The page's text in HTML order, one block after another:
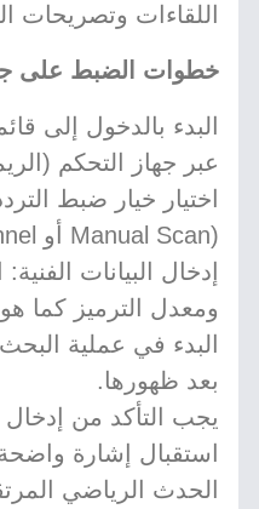
اللقاءات وتصريحات
خطوات الضبط على
عبر جهاز التحكم
اختيار خيار ضبط
(Manual Scan أو Add Channel).
إدخال البيانات
ومعدل الترميز كما
البدء في عملية
بعد ظهورها.
يجب التأكد من إدخال
استقبال إشارة
الحدث الرياضي